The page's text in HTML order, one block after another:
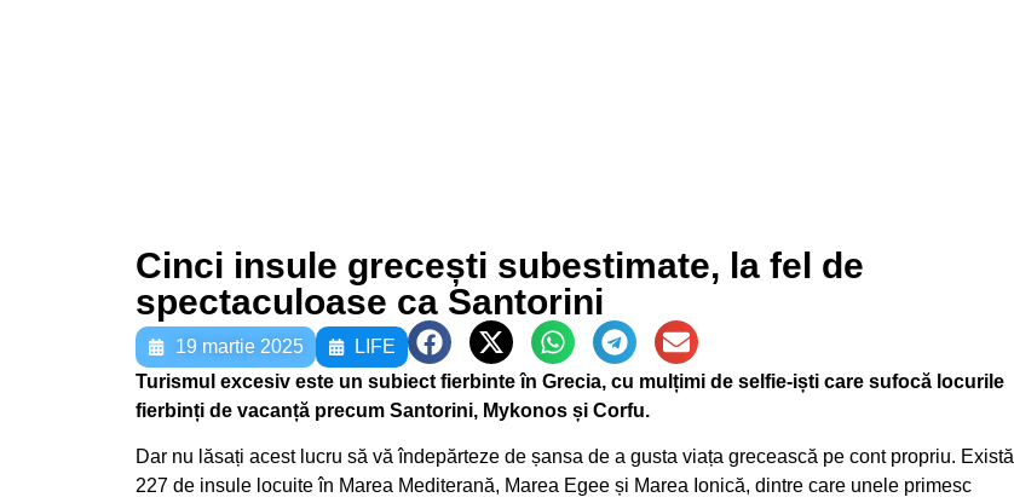
Cinci insule grecești subestimate, la fel de
spectaculoase ca Santorini
19 martie 2025
LIFE
Turismul excesiv este un subiect fierbinte în Grecia, cu mulțimi de selfie-iști care sufocă locurile
fierbinți de vacanță precum Santorini, Mykonos și Corfu.
Dar nu lăsați acest lucru să vă îndepărteze de șansa de a gusta viața grecească pe cont propriu. Există
227 de insule locuite în Marea Mediterană, Marea Egee și Marea Ionică, dintre care unele primesc